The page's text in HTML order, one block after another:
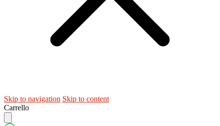
Skip to navigation Skip to content
Carrello